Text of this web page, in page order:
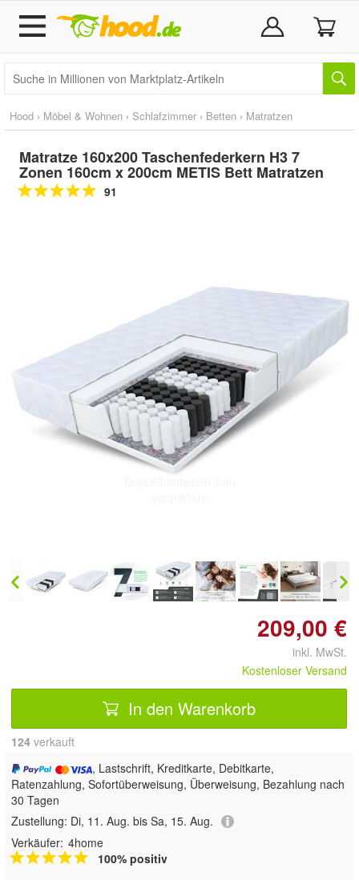
Hood › Möbel & Wohnen › Schlafzimmer › Betten › Matratzen
Matratze 160x200 Taschenfederkern H3 7
Zonen 160cm x 200cm METIS Bett Matratzen
91
209,00 €
inkl. MwSt.
Kostenloser Versand
In den Warenkorb
124 verkauft
, Lastschrift, Kreditkarte, Debitkarte,
Ratenzahlung, Sofortüberweisung, Überweisung, Bezahlung nach
30 Tagen
Zustellung: Di, 11. Aug. bis Sa, 15. Aug.
Verkäufer: 4home
100% positiv